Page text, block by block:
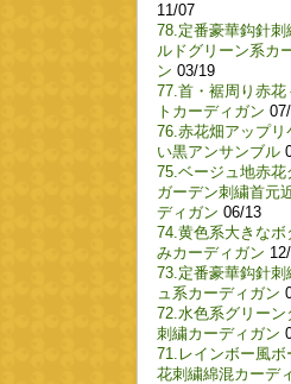
11/07
78.定番豪華鈎針刺
ルドグリーン系カ
ン 03/19
77.首・裾周り赤花
トカーディガン
76.赤花畑アップリ
い黒アンサンブル
75.ベージュ地赤花
ガーデン刺繍首元
ディガン 06/13
74.黄色系大きなボ
みカーディガン
73.定番豪華鈎針刺
ュ系カーディガン
72.水色系グリーン
刺繍カーディガン
71.レインボー風ボ
花刺繍綿混カーデ